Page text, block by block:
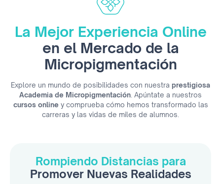
La Mejor Experiencia Online
en el Mercado de la
Micropigmentación
Explore un mundo de posibilidades con nuestra prestigiosa
Academia de Micropigmentación . Apúntate a nuestros
cursos online y comprueba cómo hemos transformado las
carreras y las vidas de miles de alumnos.
Rompiendo Distancias para
Promover Nuevas Realidades